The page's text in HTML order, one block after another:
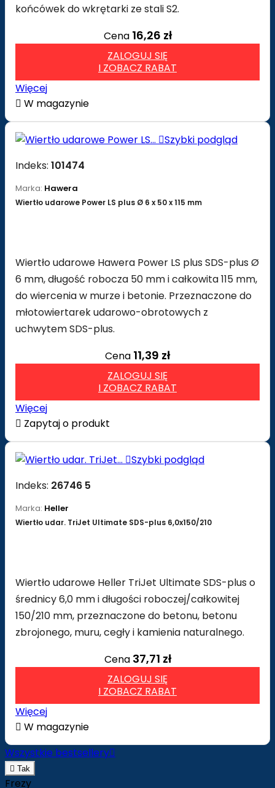
końcówek do wkrętarki ze stali S2.
Cena 16,26 zł
ZALOGUJ SIĘ
I ZOBACZ RABAT
Więcej
 W magazynie
Szybki podgląd
Indeks: 101474
Marka: Hawera
Wiertło udarowe Power LS plus Ø 6 x 50 x 115 mm
Wiertło udarowe Hawera Power LS plus SDS-plus Ø
6 mm, długość robocza 50 mm i całkowita 115 mm,
do wiercenia w murze i betonie. Przeznaczone do
młotowiertarek udarowo-obrotowych z
uchwytem SDS-plus.
Cena 11,39 zł
ZALOGUJ SIĘ
I ZOBACZ RABAT
Więcej
 Zapytaj o produkt
Szybki podgląd
Indeks: 26746 5
Marka: Heller
Wiertło udar. TriJet Ultimate SDS-plus 6,0x150/210
Wiertło udarowe Heller TriJet Ultimate SDS-plus o
średnicy 6,0 mm i długości roboczej/całkowitej
150/210 mm, przeznaczone do betonu, betonu
zbrojonego, muru, cegły i kamienia naturalnego.
Cena 37,71 zł
ZALOGUJ SIĘ
I ZOBACZ RABAT
Więcej
 W magazynie
Wszystkie bestsellery
 Tak
Frezy